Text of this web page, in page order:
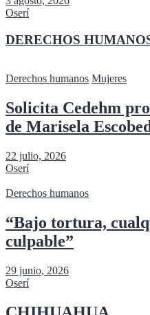
Oserí
DERECHOS
Derechos humanos Mujeres
Solicita Cedehm
de Marisela
22 julio, 2026
Oserí
Derechos humanos
“Bajo tortura,
culpable”
29 junio, 2026
Oserí